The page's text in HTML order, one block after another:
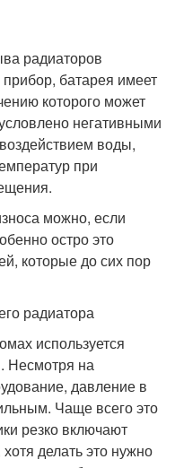
радиаторов
батарея имеет
которого может
негативными
воды,
при
можно, если
остро это
которые до сих пор
радиатора
используется
Несмотря на
давление в
Чаще всего это
резко включают
делать это нужно